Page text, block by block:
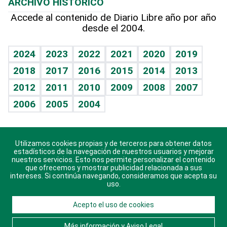
Hablando con el pediatra
Vida y familia
Eñe
Celebrando la vida
Sin complejos
En pocas palabras
Escuchando al corazón
Economía Personal
Línea de hit
TBT Deportivo
Más firmas
Hecho en casa
Guía del dinero
Cumpleaños
Horóscopos
Crucigramas
Accede al contenido de Diario Libre año por año
desde el 2004.
2024 2023 2022 2021 2020
2019
2018
2017 2016 2015 2014
2013
2012
2011 2010 2009 2008
2007
2006
2005 2004
Descarga nuestras aplicaciones para Android, iOS y
sistema Huawei.
© 2021 Diario Libre, todos los derechos reservados.
Consulta elAviso Legal. Ponte en Contacto
Utilizamos cookies propias y de terceros para obtener datos
estadísticos de la navegación de nuestros usuarios y mejorar
nuestros servicios. Esto nos permite personalizar el contenido
que ofrecemos y mostrar publicidad relacionada a sus
intereses. Si continúa navegando, consideramos que acepta su
uso.
Acepto el uso de cookies